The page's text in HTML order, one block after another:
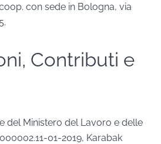
con sede in Bologna, via
Contributi e
del Ministero del Lavoro e delle
01-2019, Karabak